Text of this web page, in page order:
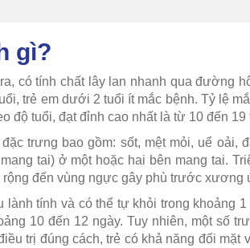
gì?
có tính chất lây lan nhanh qua đường
trẻ em dưới 2 tuổi ít mắc bệnh. Tỷ lệ
độ tuổi, đạt đỉnh cao nhất là từ 10 đến 19
trưng bao gồm: sốt, mệt mỏi, uể oải,
tai) ở một hoặc hai bên mang tai.
đến vùng ngực gây phù trước xương
tính và có thể tự khỏi trong khoảng
10 đến 12 ngày. Tuy nhiên, một số
trị đúng cách, trẻ có khả năng đối mặt